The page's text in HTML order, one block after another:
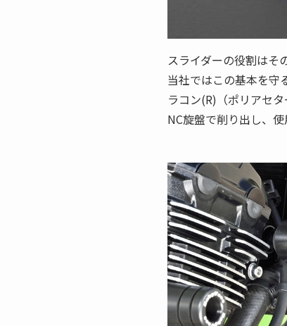
スライダーの役割はそ
当社ではこの基本を守
ラコン(R)（ポリアセ
NC旋盤で削り出し、使